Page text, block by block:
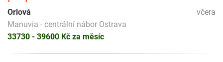
včera
Orlová
Manuvia - centrální nábor Ostrava
33730 - 39600 Kč za měsíc